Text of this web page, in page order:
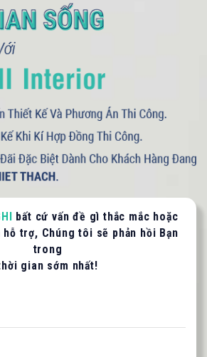
bất cứ vấn đề gì thắc mắc hoặc
trợ, Chúng tôi sẽ phản hồi Bạn
trong
gian sớm nhất!